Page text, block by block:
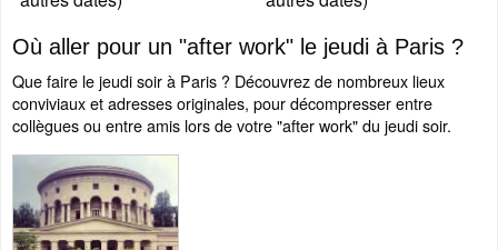
Où aller pour un "after work" le jeudi à Paris ?
Que faire le jeudi soir à Paris ? Découvrez de nombreux lieux
conviviaux et adresses originales, pour décompresser entre
collègues ou entre amis lors de votre "after work" du jeudi soir.